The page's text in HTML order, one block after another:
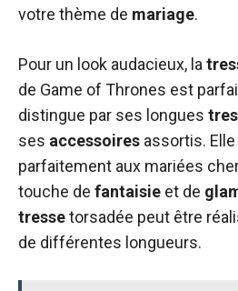
votre thème de mariage.
Pour un look audacieux, la
de Game of Thrones est
distingue par ses longues
ses accessoires assortis.
parfaitement aux mariées
touche de fantaisie et de
tressetorsadée peut être
de différentes longueurs.